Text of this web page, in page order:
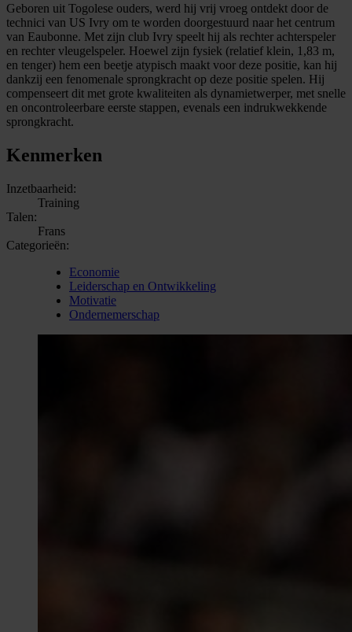
Geboren uit Togolese ouders, werd hij vrij vroeg ontdekt door de
technici van US Ivry om te worden doorgestuurd naar het centrum
van Eaubonne. Met zijn club Ivry speelt hij als rechter achterspeler
en rechter vleugelspeler. Hoewel zijn fysiek (relatief klein, 1,83 m,
en tenger) hem een beetje atypisch maakt voor deze positie, kan hij
dankzij een fenomenale sprongkracht op deze positie spelen. Hij
compenseert dit met grote kwaliteiten als dynamietwerper, met snelle
en oncontroleerbare eerste stappen, evenals een indrukwekkende
sprongkracht.
Kenmerken
Inzetbaarheid:
Training
Talen:
Frans
Categorieën:
Economie
Leiderschap en Ontwikkeling
Motivatie
Ondernemerschap